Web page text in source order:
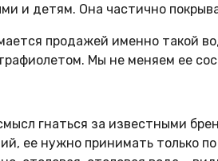
и детям. Она частично
продажей именно такой
Мы не меняем ее
гнаться за известными
ее нужно принимать только